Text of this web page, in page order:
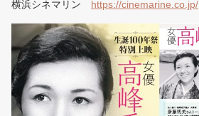
横浜シネマリン https://cinemarine.co.jp/